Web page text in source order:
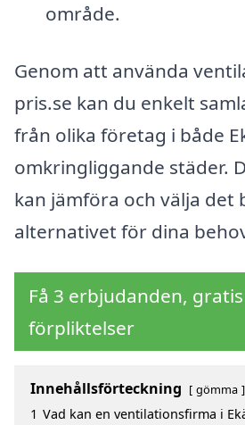
område.
Genom att använda
pris.se kan du enkelt
från olika företag i både
omkringliggande städer.
kan jämföra och välja det
alternativet för dina
Få 3 erbjudanden,
förpliktelser
Innehållsförteckning gömma
1 Vad kan en ventilationsfirma i